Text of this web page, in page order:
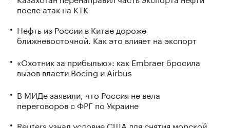
после атак на КТК
Нефть из России в Китае дороже
ближневосточной. Как это влияет на экспорт
«Охотник за прибылью»: как Embraer бросила
вызов власти Boeing и Airbus
В МИДе заявили, что Россия не вела
переговоров с ФРГ по Украине
Reuters узнал условие США для снятия морской